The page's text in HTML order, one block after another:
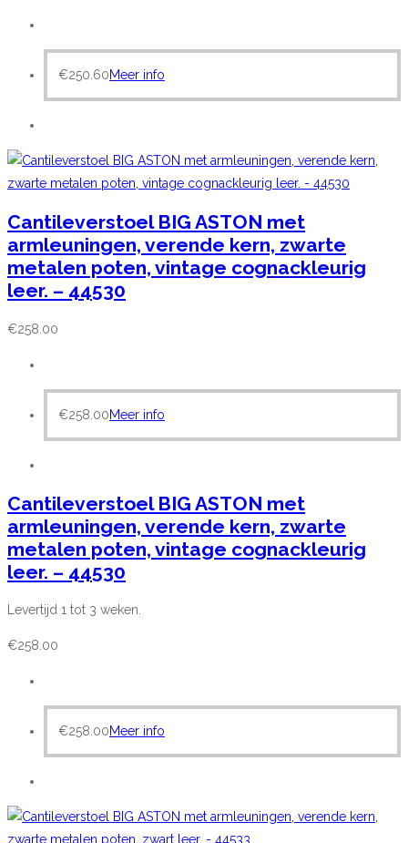
€250.60Meer info
Cantileverstoel BIG ASTON met
armleuningen, verende kern, zwarte
metalen poten, vintage cognackleurig
leer. – 44530
€258.00
€258.00Meer info
Cantileverstoel BIG ASTON met
armleuningen, verende kern, zwarte
metalen poten, vintage cognackleurig
leer. – 44530
Levertijd 1 tot 3 weken.
€258.00
€258.00Meer info